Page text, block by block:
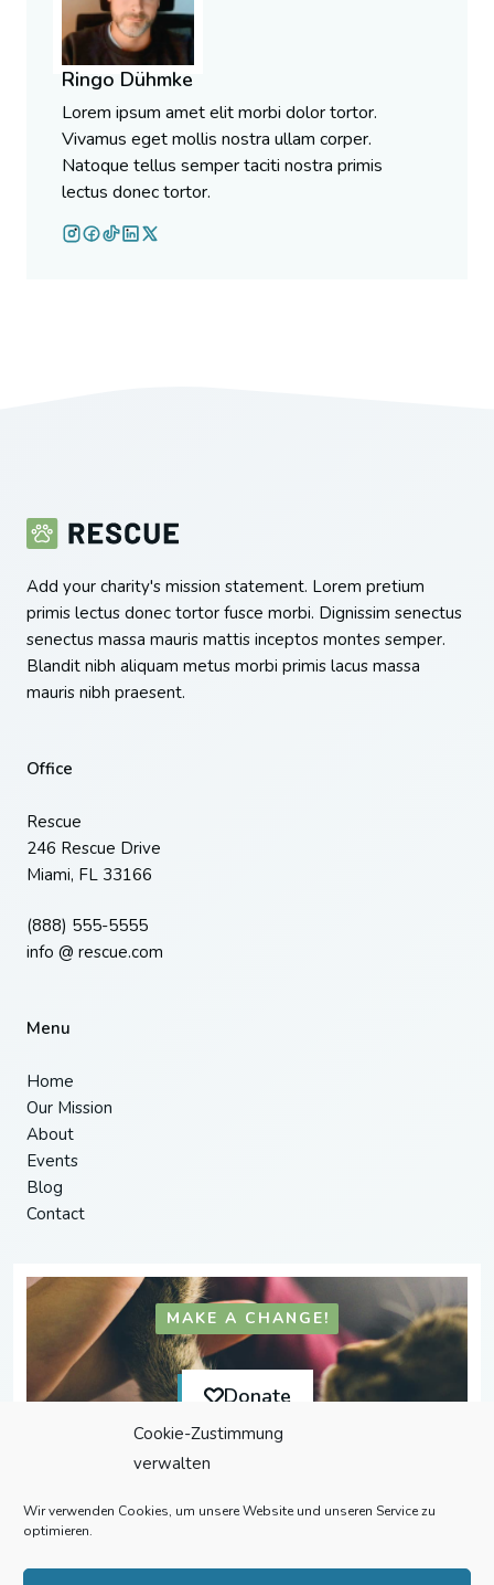
Cookie-Zustimmung
verwalten
Wir verwenden Cookies, um unsere Website und unseren Service zu
optimieren.
Ringo Dühmke
Lorem ipsum amet elit morbi dolor tortor.
Vivamus eget mollis nostra ullam corper.
Natoque tellus semper taciti nostra primis
lectus donec tortor.
Add your charity's mission statement. Lorem pretium
primis lectus donec tortor fusce morbi. Dignissim senectus
senectus massa mauris mattis inceptos montes semper.
Blandit nibh aliquam metus morbi primis lacus massa
mauris nibh praesent.
Office
Rescue
246 Rescue Drive
Miami, FL 33166
(888) 555-5555
info @ rescue.com
Menu
Home
Our Mission
About
Events
Blog
Contact
MAKE A CHANGE!
Donate